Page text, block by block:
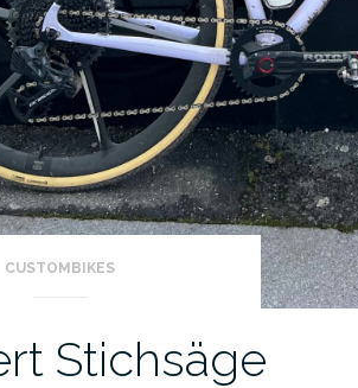
CUSTOMBIKES
Stichsäge